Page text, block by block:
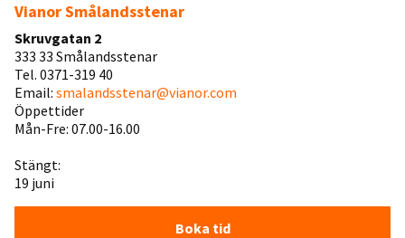
Vianor Smålandsstenar
Skruvgatan 2
333 33 Smålandsstenar
Tel. 0371-319 40
Email: smalandsstenar@vianor.com
Öppettider
Mån-Fre: 07.00-16.00
Stängt:
19 juni
Boka tid